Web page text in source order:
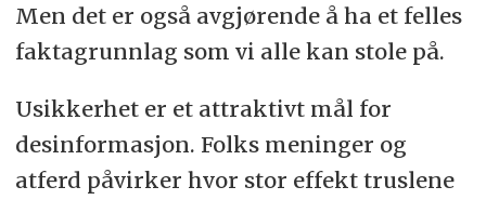
Men det er også avgjørende å ha et felles
faktagrunnlag som vi alle kan stole på.
Usikkerhet er et attraktivt mål for
desinformasjon. Folks meninger og
atferd påvirker hvor stor effekt truslene